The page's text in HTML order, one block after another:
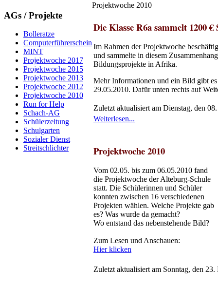
AGs / Projekte
Bolleratze
Computerführerschein
MINT
Projektwoche 2017
Projektwoche 2015
Projektwoche 2013
Projektwoche 2012
Projektwoche 2010
Run for Help
Schach-AG
Schülerzeitung
Schulgarten
Sozialer Dienst
Streitschlichter
ukash
-
Projektwoche 2010
Die Klasse R6a sammelt 1200
Im Rahmen der Projektwoche
und sammelte in diesem
Bildungsprojekte in Afrika.
Mehr Informationen und ein Bild gibt
29.05.2010. Dafür unten rechts auf
Zuletzt aktualisiert am Dienstag, den
Weiterlesen...
Projektwoche 2010
Vom 02.05. bis zum 06.05.2010 fand
die Projektwoche der Alteburg-Schule
statt. Die Schülerinnen und Schüler
konnten zwischen 16 verschiedenen
Projekten wählen. Welche Projekte gab
es? Was wurde da gemacht?
Wo entstand das nebenstehende Bild?
Zum Lesen und Anschauen:
Hier klicken
Zuletzt aktualisiert am Sonntag, den